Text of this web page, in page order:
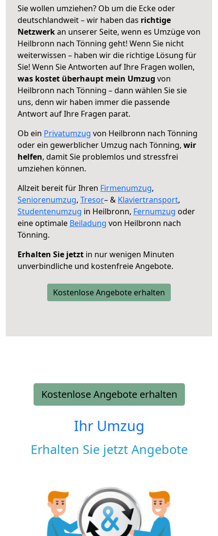
Sie wollen umziehen? Ob um die Ecke oder
deutschlandweit – wir haben das richtige
Netzwerkan unserer Seite, wenn es Umzüge von
Heilbronn nach Tönning geht! Wenn Sie nicht
weiterwissen – haben wir die richtige Lösung für
Sie! Wenn Sie Antworten auf Ihre Fragen wollen,
was kostet überhaupt mein Umzug von
Heilbronn nach Tönning – dann wählen Sie sie
uns, denn wir haben immer die passende
Antwort auf Ihre Fragen parat.
Ob ein Privatumzug von Heilbronn nach Tönning
oder ein gewerblicher Umzug nach Tönning, wir
helfen, damit Sie problemlos und stressfrei
umziehen können.
Allzeit bereit für Ihren Firmenumzug,
Seniorenumzug, Tresor– & Klaviertransport,
Studentenumzug in Heilbronn, Fernumzug oder
eine optimale Beiladung von Heilbronn nach
Tönning.
Erhalten Sie jetzt in nur wenigen Minuten
unverbindliche und kostenfreie Angebote.
Kostenlose Angebote erhalten
Kostenlose Angebote erhalten
Ihr Umzug
Erhalten Sie jetzt Angebote